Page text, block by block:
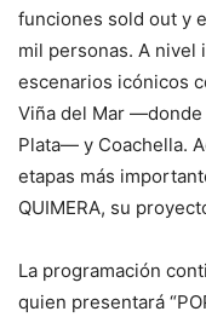
funciones sold out y
mil personas. A nivel
escenarios icónicos
Viña del Mar —donde
Plata— y Coachella.
etapas más
QUIMERA, su
La programación
quien presentará